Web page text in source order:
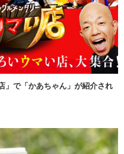
」で「かあちゃん」が紹介され